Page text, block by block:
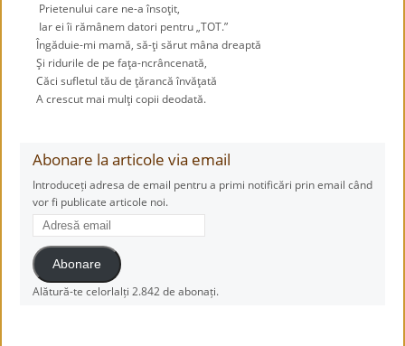
Prietenului care ne-a însoţit,
Iar ei îi rămânem datori pentru „TOT.”
Îngăduie-mi mamă, să-ţi sărut mâna dreaptă
Şi ridurile de pe faţa-ncrâncenată,
Căci sufletul tău de ţărancă învăţată
A crescut mai mulţi copii deodată.
Abonare la articole via email
Introduceți adresa de email pentru a primi notificări prin email când
vor fi publicate articole noi.
Adresă
email
Abonare
Alătură-te celorlalți 2.842 de abonați.